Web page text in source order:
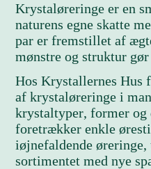
Krystaløreringe er en
naturens egne skatte
par er fremstillet af
mønstre og struktur
Hos Krystallernes Hus
af krystaløreringe i
krystaltyper, former og
foretrækker enkle
iøjnefaldende
sortimentet med nye